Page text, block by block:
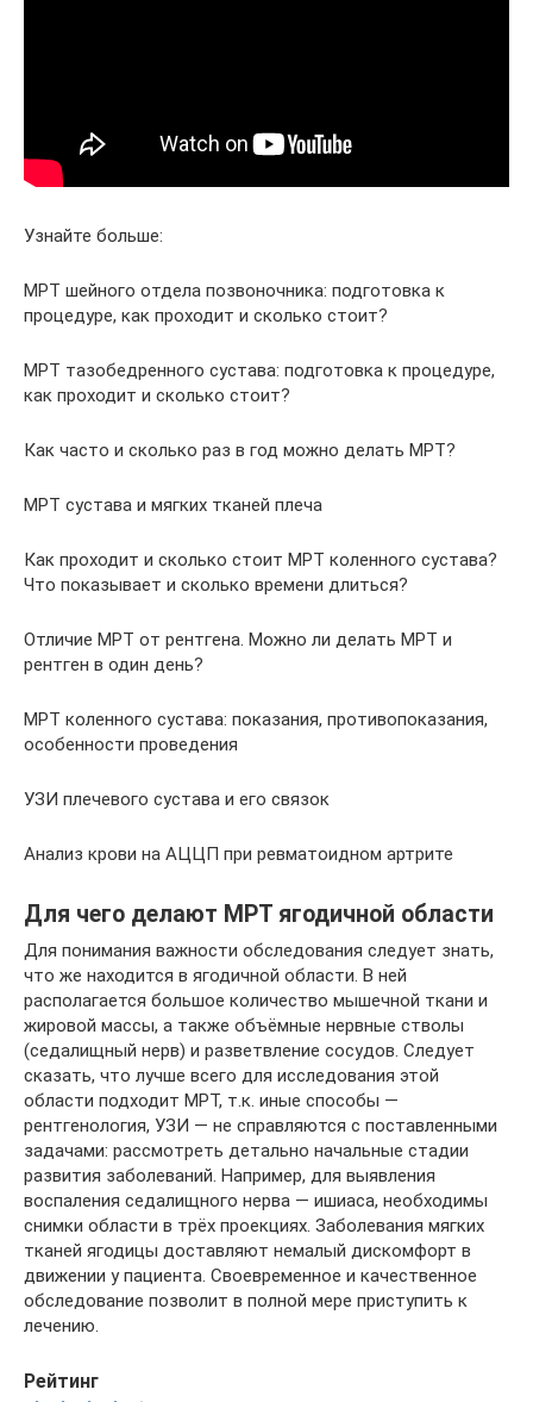
Узнайте больше:
МРТ шейного отдела позвоночника: подготовка к
процедуре, как проходит и сколько стоит?
МРТ тазобедренного сустава: подготовка к процедуре,
как проходит и сколько стоит?
Как часто и сколько раз в год можно делать МРТ?
МРТ сустава и мягких тканей плеча
Как проходит и сколько стоит МРТ коленного сустава?
Что показывает и сколько времени длиться?
Отличие МРТ от рентгена. Можно ли делать МРТ и
рентген в один день?
МРТ коленного сустава: показания, противопоказания,
особенности проведения
УЗИ плечевого сустава и его связок
Анализ крови на АЦЦП при ревматоидном артрите
Для чего делают МРТ ягодичной области
Для понимания важности обследования следует знать,
что же находится в ягодичной области. В ней
располагается большое количество мышечной ткани и
жировой массы, а также объёмные нервные стволы
(седалищный нерв) и разветвление сосудов. Следует
сказать, что лучше всего для исследования этой
области подходит МРТ, т.к. иные способы —
рентгенология, УЗИ — не справляются с поставленными
задачами: рассмотреть детально начальные стадии
развития заболеваний. Например, для выявления
воспаления седалищного нерва — ишиаса, необходимы
снимки области в трёх проекциях. Заболевания мягких
тканей ягодицы доставляют немалый дискомфорт в
движении у пациента. Своевременное и качественное
обследование позволит в полной мере приступить к
лечению.
Рейтинг